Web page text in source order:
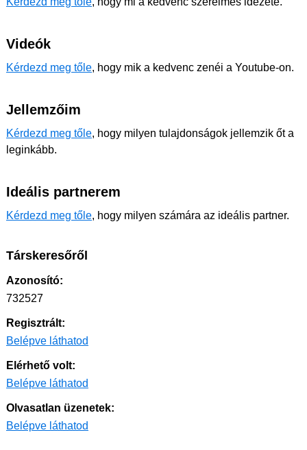
Videók
Kérdezd meg tőle, hogy mik a kedvenc zenéi a Youtube-on.
Jellemzőim
Kérdezd meg tőle, hogy milyen tulajdonságok jellemzik őt a
leginkább.
Ideális partnerem
Kérdezd meg tőle, hogy milyen számára az ideális partner.
Társkeresőről
Azonosító:
732527
Regisztrált:
Belépve láthatod
Elérhető volt:
Belépve láthatod
Olvasatlan üzenetek:
Belépve láthatod